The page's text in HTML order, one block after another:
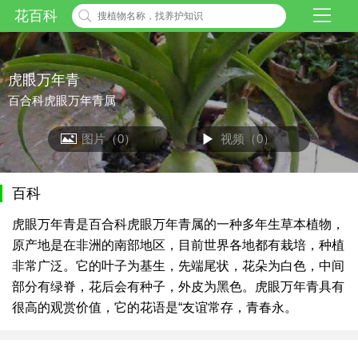
花百科
虎眼万年青
百合科虎眼万年青属
图片（0） 视频（0）
百科
虎眼万年青是百合科虎眼万年青属的一种多年生草本植物，
原产地是在非洲的南部地区，目前世界各地都有栽培，种植
非常广泛。它的叶子为基生，先端尾状，花朵为白色，中间
部分有绿脊，花后会有种子，外皮为黑色。虎眼万年青具有
很高的观赏价值，它的花语是“友谊常存，青春永。